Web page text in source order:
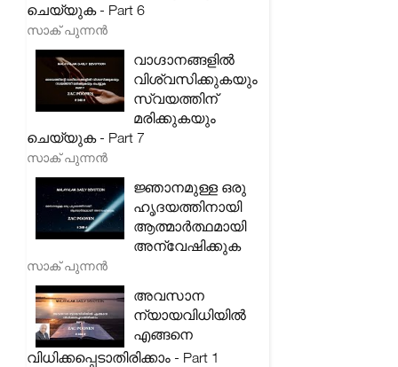
ചെയ്യുക - Part 6
സാക് പുന്നൻ
വാഗ്ദാനങ്ങളിൽ
വിശ്വസിക്കുകയും
സ്വയത്തിന്
മരിക്കുകയും
ചെയ്യുക - Part 7
സാക് പുന്നൻ
ജ്ഞാനമുള്ള ഒരു
ഹൃദയത്തിനായി
ആത്മാർത്ഥമായി
അന്വേഷിക്കുക
സാക് പുന്നൻ
അവസാന
ന്യായവിധിയിൽ
എങ്ങനെ
വിധിക്കപ്പെടാതിരിക്കാം - Part 1